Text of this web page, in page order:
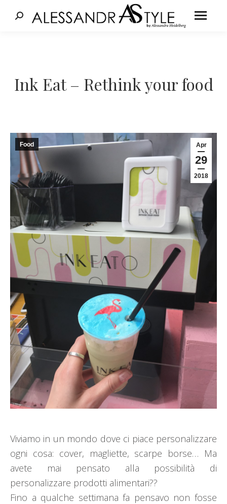
Cerca:
Ink Eat – Rethink your food
Apr
29
2018
Food
Viviamo in un mondo dove ci piace personalizzare
ogni cosa: cover, magliette, scarpe borse… Ma
avete mai pensato alla possibilità di
personalizzare prodotti alimentari??
Fino a qualche settimana fa pensavo non fosse